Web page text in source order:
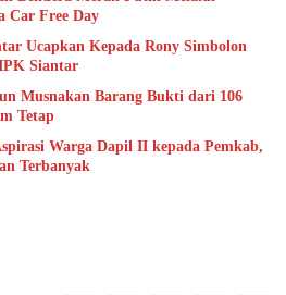
Car Free Day
Ucapkan Kepada Rony Simbolon
Siantar
Musnakan Barang Bukti dari 106
Tetap
Warga Dapil II kepada Pemkab,
Terbanyak